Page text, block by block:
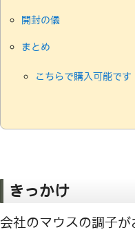
開封の儀
まとめ
こちらで購入可能です
きっかけ
会社のマウスの調子